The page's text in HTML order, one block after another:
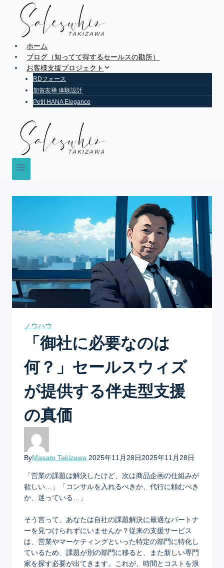
ホーム
ブログ（知ってて得するセールスの勘所）
お客様支援プロジェクト
RDフォース
加賀友禅 体験設計
Petit HANA Elegance
ノウハウ
「御社に必要なのは
何？」セールスウィズ
が提供する伴走型支援
の真価
ByMasato Takizawa 2025年11月28日2025年11月28日
「営業の課題は解決したけど、次は商品企画の仕組みが
欲しい…」「コンサルを入れるべきか、代行に頼むべき
か、迷っている…」
そう言って、あなたは自社の課題解決に最適なパートナ
ーを見つけられずにいませんか？従来の支援サービス
は、営業やマーケティングといった特定の部門に特化し
ているため、課題が別の部門に移ると、また新しい専門
家を探す必要が出てきます。これが、時間とコストを浪